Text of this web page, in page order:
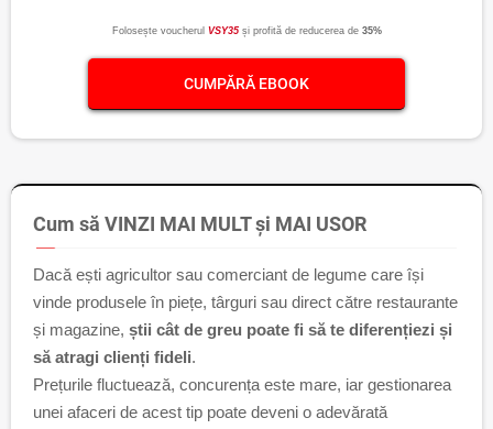
Folosește voucherul VSY35 și profită de reducerea de 35%
CUMPĂRĂ EBOOK
Cum să VINZI MAI MULT și MAI USOR
Dacă ești agricultor sau comerciant de legume care își
vinde produsele în piețe, târguri sau direct către restaurante
și magazine, știi cât de greu poate fi să te diferențiezi și
să atragi clienți fideli.
Prețurile fluctuează, concurența este mare, iar gestionarea
unei afaceri de acest tip poate deveni o adevărată